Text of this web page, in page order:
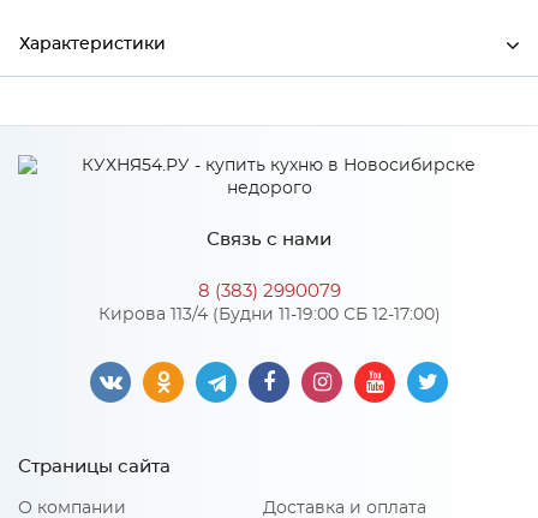
Характеристики
Высота 660
Графит серый/Графит
Материал ЛДСП
Особенности
Связь с нами
8 (383) 2990079
Кирова 113/4 (Будни 11-19:00 СБ 12-17:00)
Страницы сайта
О компании Доставка и оплата